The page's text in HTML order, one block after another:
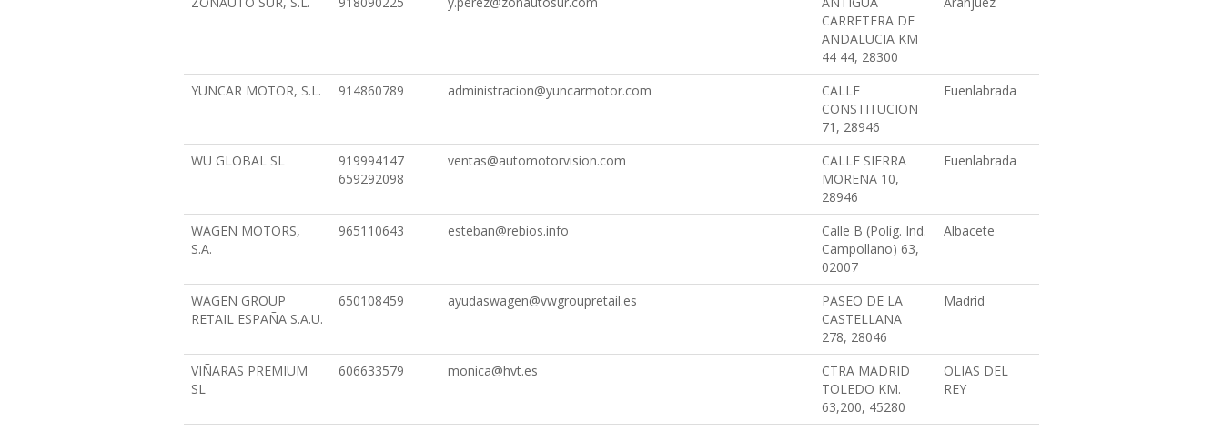
CARRETERA DE
ANDALUCIA KM
44 44, 28300
YUNCAR MOTOR, S.L. 914860789 administracion@yuncarmotor.com
CALLE
CONSTITUCION
71, 28946
Fuenlabrada
WU GLOBAL SL
919994147
659292098
ventas@automotorvision.com
CALLE SIERRA
MORENA 10,
28946
Fuenlabrada
WAGEN MOTORS,
S.A.
965110643 esteban@rebios.info
Calle B (Políg. Ind.
Campollano) 63,
02007
Albacete
WAGEN GROUP
RETAIL ESPAÑA S.A.U.
650108459 ayudaswagen@vwgroupretail.es
PASEO DE LA
CASTELLANA
278, 28046
Madrid
VIÑARAS PREMIUM
SL
606633579 monica@hvt.es
CTRA MADRID
TOLEDO KM.
63,200, 45280
OLIAS DEL
REY